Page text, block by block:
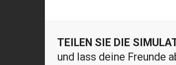
TEILEN SIE DIE
und lass deine Freunde